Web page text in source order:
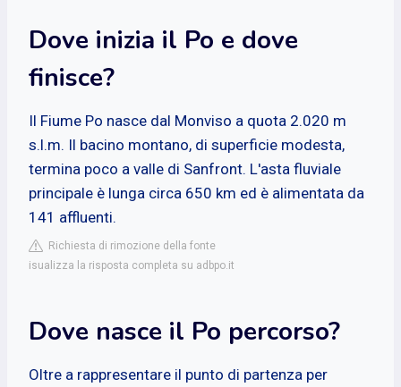
Dove inizia il Po e dove
finisce?
Il Fiume Po nasce dal Monviso a quota 2.020 m
s.l.m. Il bacino montano, di superficie modesta,
termina poco a valle di Sanfront. L'asta fluviale
principale è lunga circa 650 km ed è alimentata da
141 affluenti.
Richiesta di rimozione della fonte
isualizza la risposta completa su adbpo.it
Dove nasce il Po percorso?
Oltre a rappresentare il punto di partenza per